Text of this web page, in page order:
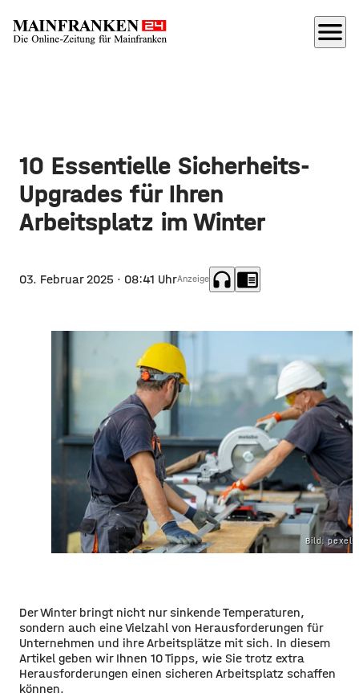
menu
10 Essentielle Sicherheits-
Upgrades für Ihren
Arbeitsplatz im Winter
03. Februar 2025 · 08:41 UhrAnzeige headphones chrome_reader_mode
Bild:
Der Winter bringt nicht nur sinkende Temperaturen,
sondern auch eine Vielzahl von Herausforderungen für
Unternehmen und ihre Arbeitsplätze mit sich. In diesem
Artikel geben wir Ihnen 10 Tipps, wie Sie trotz extra
Herausforderungen einen sicheren Arbeitsplatz schaffen
können.